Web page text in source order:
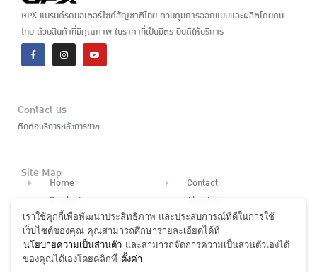
GPX แบรนด์รถมอเตอร์ไซค์สัญชาติไทย ควบคุมการออกแบบและผลิตโดยคน
ไทย ด้วยสินค้าที่มีคุณภาพ ในราคาที่เป็นมิตร ยินดีให้บริการ
Contact us
ติดต่อบริการหลังการขาย
Site Map
Home
Product
News
Dealer
Contact
About us
Finance
เราใช้คุกกี้เพื่อพัฒนาประสิทธิภาพ และประสบการณ์ที่ดีในการใช้
เว็บไซต์ของคุณ คุณสามารถศึกษารายละเอียดได้ที่
นโยบายความเป็นส่วนตัว และสามารถจัดการความเป็นส่วนตัวเองได้
ของคุณได้เองโดยคลิกที่ ตั้งค่า